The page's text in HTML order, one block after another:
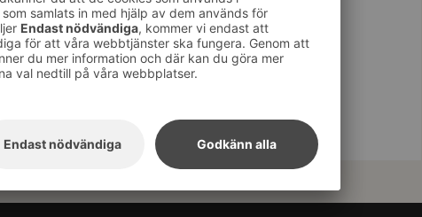
kodenKPO26.
med S-konto i
gäller 1.1–